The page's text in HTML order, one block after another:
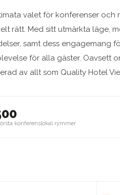
valet för konferenser och
rätt. Med sitt utmärkta läge,
samt dess engagemang
för alla gäster. Oavsett
av allt som Quality Hotel
konferenslokal rymmer